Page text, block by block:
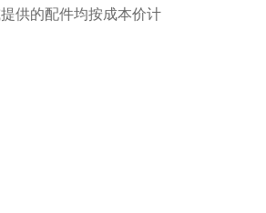
供的配件均按成本价计